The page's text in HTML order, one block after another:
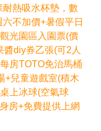
熱吸水杯墊，數
不加價+暑假平日
光園區入園票(價
diy券乙張(可2人
房TOTO免治馬桶
+兒童遊戲室(積木
上冰球(空氣球
房+免費提供上網